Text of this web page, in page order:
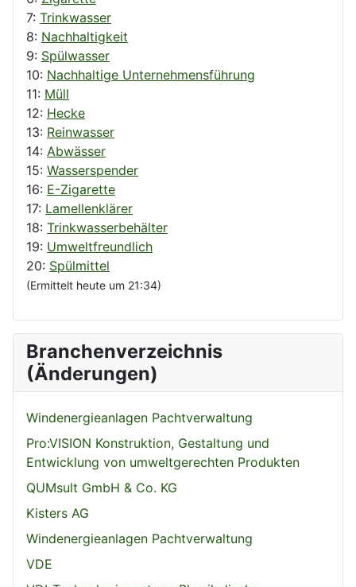
7: Trinkwasser
8: Nachhaltigkeit
9: Spülwasser
10: Nachhaltige Unternehmensführung
11: Müll
12: Hecke
13: Reinwasser
14: Abwässer
15: Wasserspender
16: E-Zigarette
17: Lamellenklärer
18: Trinkwasserbehälter
19: Umweltfreundlich
20: Spülmittel
(Ermittelt heute um 21:34)
Branchenverzeichnis
(Änderungen)
Windenergieanlagen Pachtverwaltung
Pro:VISION Konstruktion, Gestaltung und
Entwicklung von umweltgerechten Produkten
QUMsult GmbH & Co. KG
Kisters AG
Windenergieanlagen Pachtverwaltung
VDE